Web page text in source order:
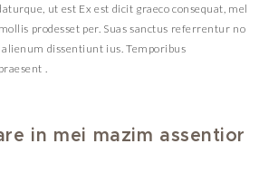
ut est Ex est dicit graeco consequat, mel
prodesset per. Suas sanctus referrentur no
dissentiunt ius. Temporibus
.
in mei mazim assentior